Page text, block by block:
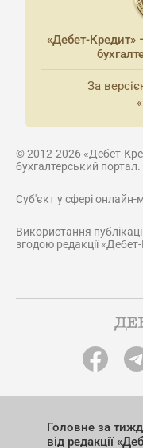
«Дебет-Кредит»
За
© 2012-2026 «Дебет-
бухгалтерський портал.
Суб'єкт у сфері онлайн-
Використання
згодою редакції
Головне за
від редакції